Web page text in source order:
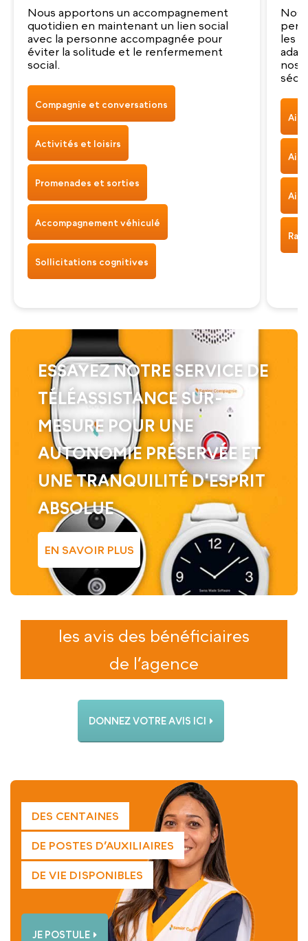
Nous apportons un accompagnement
quotidien en maintenant un lien social
avec la personne accompagnée pour
éviter la solitude et le renfermement
social.
Compagnie et conversations
Activités et loisirs
Promenades et sorties
Accompagnement véhiculé
Sollicitations cognitives
Nos
les
nos
ESSAYEZ NOTRE SERVICE DE
TÉLÉASSISTANCE SUR-
MESURE POUR UNE
AUTONOMIE PRÉSERVÉE ET
UNE TRANQUILITÉ D'ESPRIT
ABSOLUE
EN SAVOIR PLUS
les avis des bénéficiaires
de l’agence
DONNEZ VOTRE AVIS ICI
DES CENTAINES
DE POSTES D’AUXILIAIRES
DE VIE DISPONIBLES
JE POSTULE